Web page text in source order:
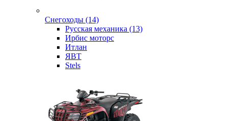
Снегоходы (14)
Русская механика (13)
Ирбис моторс
Итлан
ЯВТ
Stels